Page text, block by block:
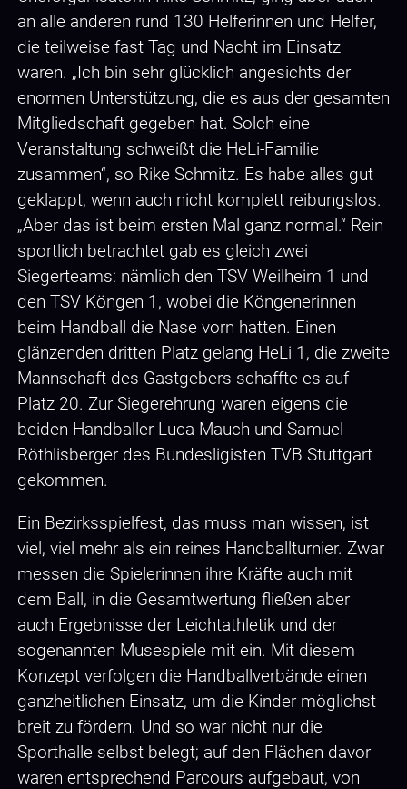
an alle anderen rund 130 Helferinnen und Helfer,
die teilweise fast Tag und Nacht im Einsatz
waren. „Ich bin sehr glücklich angesichts der
enormen Unterstützung, die es aus der gesamten
Mitgliedschaft gegeben hat. Solch eine
Veranstaltung schweißt die HeLi-Familie
zusammen“, so Rike Schmitz. Es habe alles gut
geklappt, wenn auch nicht komplett reibungslos.
„Aber das ist beim ersten Mal ganz normal.“ Rein
sportlich betrachtet gab es gleich zwei
Siegerteams: nämlich den TSV Weilheim 1 und
den TSV Köngen 1, wobei die Köngenerinnen
beim Handball die Nase vorn hatten. Einen
glänzenden dritten Platz gelang HeLi 1, die zweite
Mannschaft des Gastgebers schaffte es auf
Platz 20. Zur Siegerehrung waren eigens die
beiden Handballer Luca Mauch und Samuel
Röthlisberger des Bundesligisten TVB Stuttgart
gekommen.
Ein Bezirksspielfest, das muss man wissen, ist
viel, viel mehr als ein reines Handballturnier. Zwar
messen die Spielerinnen ihre Kräfte auch mit
dem Ball, in die Gesamtwertung fließen aber
auch Ergebnisse der Leichtathletik und der
sogenannten Musespiele mit ein. Mit diesem
Konzept verfolgen die Handballverbände einen
ganzheitlichen Einsatz, um die Kinder möglichst
breit zu fördern. Und so war nicht nur die
Sporthalle selbst belegt; auf den Flächen davor
waren entsprechend Parcours aufgebaut, von